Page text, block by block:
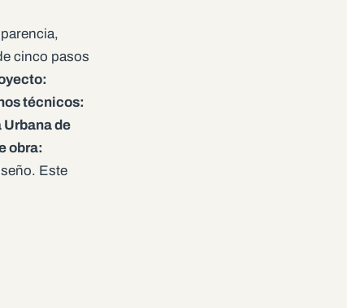
cinco pasos
técnicos:
Urbana de
obra:
Este